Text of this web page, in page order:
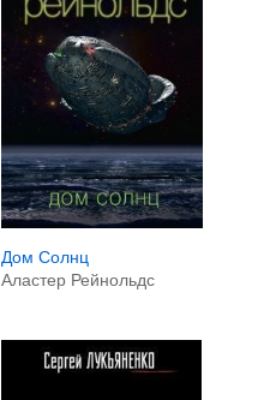
Дом Солнц
Аластер Рейнольдс